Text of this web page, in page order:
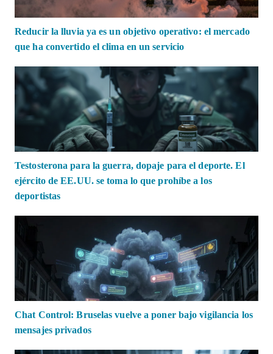
Reducir la lluvia ya es un objetivo operativo: el mercado
que ha convertido el clima en un servicio
Testosterona para la guerra, dopaje para el deporte. El
ejército de EE.UU. se toma lo que prohíbe a los
deportistas
Chat Control: Bruselas vuelve a poner bajo vigilancia los
mensajes privados